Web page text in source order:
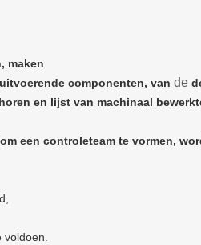
maken
componenten, van de
en lijst van machinaal
een controleteam te vormen,